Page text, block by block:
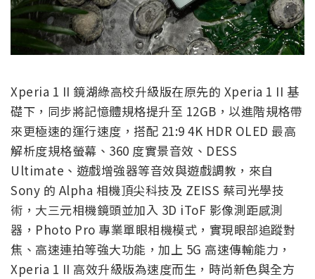
Xperia 1 II 鏡湖綠高校升級版在原先的 Xperia 1 II 基
礎下， 同步將記憶體規格提升至 12GB，以進階規格帶
來更極速的運行速度，搭配 21:9 4K HDR OLED 最高
解析度規格螢幕、360 度實景音效、DESS
Ultimate、遊戲增強器等音效與遊戲調教，來自
Sony 的 Alpha 相機頂尖科技及 ZEISS 蔡司光學技
術，大三元相機鏡頭並加入 3D iToF 影像測距感測
器，Photo Pro 專業單眼相機模式，實現眼部追蹤對
焦、高速連拍等強大功能，加上 5G 高速傳輸能力，
Xperia 1 II 高效升級版為速度而生，時尚新色與全方